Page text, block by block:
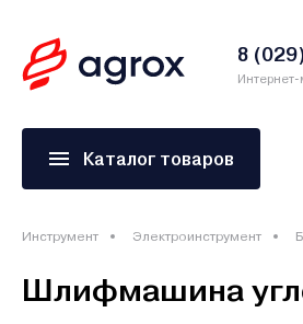
8
Интернет-
Каталог товаров
Инструмент Электроинструмент
Шлифмашина